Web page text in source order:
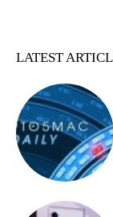
LATEST